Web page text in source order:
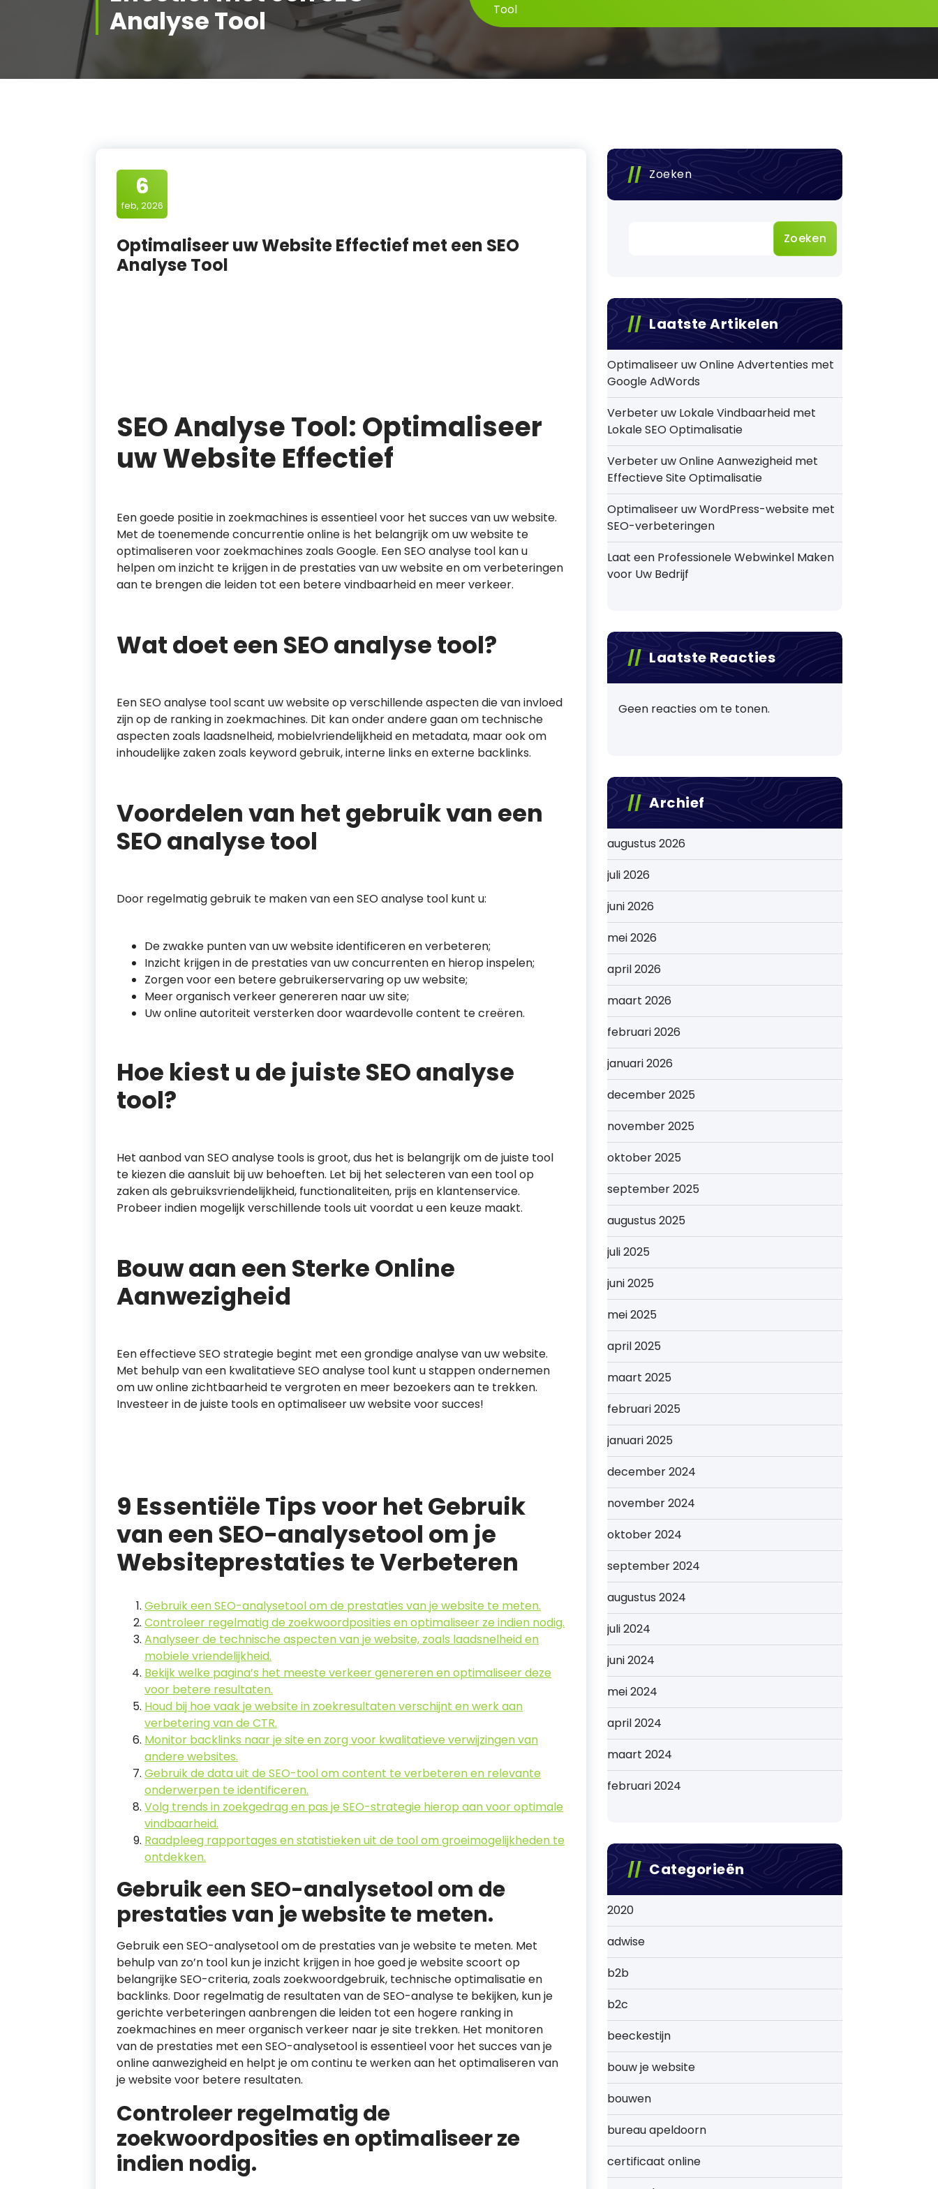
Analyse Tool
Tool
6
feb, 2026
Optimaliseer uw Website Effectief met een SEO
Analyse Tool
SEO Analyse Tool: Optimaliseer
uw Website Effectief
Een goede positie in zoekmachines is essentieel voor het succes van uw website.
Met de toenemende concurrentie online is het belangrijk om uw website te
optimaliseren voor zoekmachines zoals Google. Een SEO analyse tool kan u
helpen om inzicht te krijgen in de prestaties van uw website en om verbeteringen
aan te brengen die leiden tot een betere vindbaarheid en meer verkeer.
Wat doet een SEO analyse tool?
Een SEO analyse tool scant uw website op verschillende aspecten die van invloed
zijn op de ranking in zoekmachines. Dit kan onder andere gaan om technische
aspecten zoals laadsnelheid, mobielvriendelijkheid en metadata, maar ook om
inhoudelijke zaken zoals keyword gebruik, interne links en externe backlinks.
Voordelen van het gebruik van een
SEO analyse tool
Door regelmatig gebruik te maken van een SEO analyse tool kunt u:
De zwakke punten van uw website identificeren en verbeteren;
Inzicht krijgen in de prestaties van uw concurrenten en hierop inspelen;
Zorgen voor een betere gebruikerservaring op uw website;
Meer organisch verkeer genereren naar uw site;
Uw online autoriteit versterken door waardevolle content te creëren.
Hoe kiest u de juiste SEO analyse
tool?
Het aanbod van SEO analyse tools is groot, dus het is belangrijk om de juiste tool
te kiezen die aansluit bij uw behoeften. Let bij het selecteren van een tool op
zaken als gebruiksvriendelijkheid, functionaliteiten, prijs en klantenservice.
Probeer indien mogelijk verschillende tools uit voordat u een keuze maakt.
Bouw aan een Sterke Online
Aanwezigheid
Een effectieve SEO strategie begint met een grondige analyse van uw website.
Met behulp van een kwalitatieve SEO analyse tool kunt u stappen ondernemen
om uw online zichtbaarheid te vergroten en meer bezoekers aan te trekken.
Investeer in de juiste tools en optimaliseer uw website voor succes!
9 Essentiële Tips voor het Gebruik
van een SEO-analysetool om je
Websiteprestaties te Verbeteren
Gebruik een SEO-analysetool om de prestaties van je website te meten.
Controleer regelmatig de zoekwoordposities en optimaliseer ze indien nodig.
Analyseer de technische aspecten van je website, zoals laadsnelheid en
mobiele vriendelijkheid.
Bekijk welke pagina’s het meeste verkeer genereren en optimaliseer deze
voor betere resultaten.
Houd bij hoe vaak je website in zoekresultaten verschijnt en werk aan
verbetering van de CTR.
Monitor backlinks naar je site en zorg voor kwalitatieve verwijzingen van
andere websites.
Gebruik de data uit de SEO-tool om content te verbeteren en relevante
onderwerpen te identificeren.
Volg trends in zoekgedrag en pas je SEO-strategie hierop aan voor optimale
vindbaarheid.
Raadpleeg rapportages en statistieken uit de tool om groeimogelijkheden te
ontdekken.
Gebruik een SEO-analysetool om de
prestaties van je website te meten.
Gebruik een SEO-analysetool om de prestaties van je website te meten. Met
behulp van zo’n tool kun je inzicht krijgen in hoe goed je website scoort op
belangrijke SEO-criteria, zoals zoekwoordgebruik, technische optimalisatie en
backlinks. Door regelmatig de resultaten van de SEO-analyse te bekijken, kun je
gerichte verbeteringen aanbrengen die leiden tot een hogere ranking in
zoekmachines en meer organisch verkeer naar je site trekken. Het monitoren
van de prestaties met een SEO-analysetool is essentieel voor het succes van je
online aanwezigheid en helpt je om continu te werken aan het optimaliseren van
je website voor betere resultaten.
Controleer regelmatig de
zoekwoordposities en optimaliseer ze
indien nodig.
Zoeken
Zoeken
Laatste Artikelen
Optimaliseer uw Online Advertenties met
Google AdWords
Verbeter uw Lokale Vindbaarheid met
Lokale SEO Optimalisatie
Verbeter uw Online Aanwezigheid met
Effectieve Site Optimalisatie
Optimaliseer uw WordPress-website met
SEO-verbeteringen
Laat een Professionele Webwinkel Maken
voor Uw Bedrijf
Laatste Reacties
Geen reacties om te tonen.
Archief
augustus 2026
juli 2026
juni 2026
mei 2026
april 2026
maart 2026
februari 2026
januari 2026
december 2025
november 2025
oktober 2025
september 2025
augustus 2025
juli 2025
juni 2025
mei 2025
april 2025
maart 2025
februari 2025
januari 2025
december 2024
november 2024
oktober 2024
september 2024
augustus 2024
juli 2024
juni 2024
mei 2024
april 2024
maart 2024
februari 2024
Categorieën
2020
adwise
b2b
b2c
beeckestijn
bouw je website
bouwen
bureau apeldoorn
certificaat online